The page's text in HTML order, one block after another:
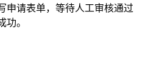
申请表单，等待人工审核通过
功。